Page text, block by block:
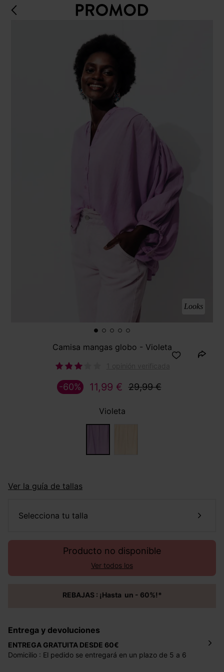
Looks
Camisa mangas globo - Violeta
11,99 € 29,99 €
-60%
Violeta
Ver la guía de tallas
selecciona tu talla
Producto no disponible
Ver todos los
REBAJAS : ¡Hasta un - 60%!*
Entrega y devoluciones
ENTREGA GRATUITA DESDE 60€
Domicilio : El pedido se entregará en un plazo de 5 a 6